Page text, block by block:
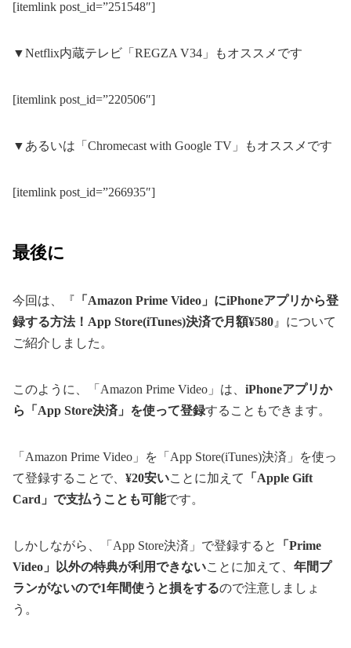
[itemlink post_id=”251548″]
▼Netflix内蔵テレビ「REGZA V34」もオススメです
[itemlink post_id=”220506″]
▼あるいは「Chromecast with Google TV」もオススメです
[itemlink post_id=”266935″]
最後に
今回は、『 「Amazon Prime Video」にiPhoneアプリから登
録する方法！App Store(iTunes)決済で月額¥580 』について
ご紹介しました。
このように、「Amazon Prime Video」は、 iPhoneアプリか
ら「App Store決済」を使って登録することもできます。
「Amazon Prime Video」を「App Store(iTunes)決済」を使っ
て登録することで、 ¥20安いことに加えて
「Apple Gift
Card」で支払うことも可能です。
しかしながら、「App Store決済」で登録すると
「Prime
Video」以外の特典が利用できないことに加えて、 年間プ
ランがないので1年間使うと損をするので注意しましょ
う。